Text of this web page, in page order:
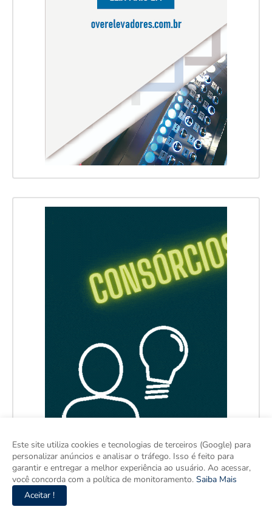
Este site utiliza cookies e tecnologias de terceiros (Google) para
personalizar anúncios e analisar o tráfego. Isso é feito para
garantir e entregar a melhor experiência ao usuário. Ao acessar,
você concorda com a política de monitoramento. Saiba Mais
Aceitar !